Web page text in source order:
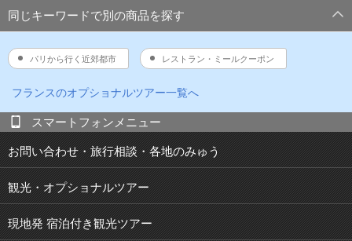
同じキーワードで別の商品を探す
パリから行く近郊都市 レストラン・ミールクーポン
フランスのオプショナルツアー一覧へ
スマートフォンメニュー
お問い合わせ・旅行相談・各地のみゅう
観光・オプショナルツアー
現地発 宿泊付き観光ツアー